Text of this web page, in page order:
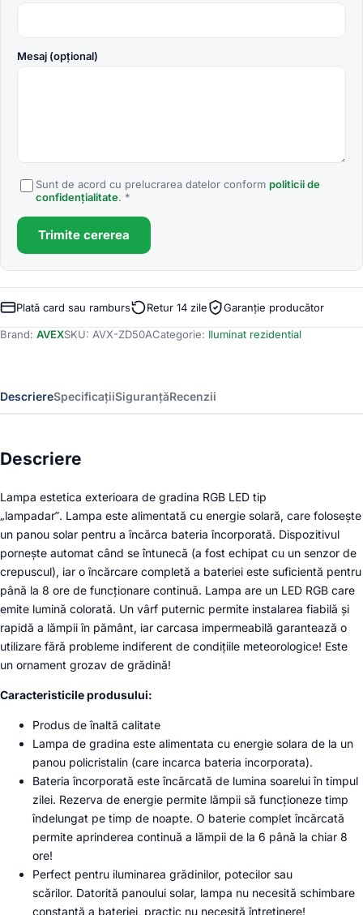
Mesaj (opțional)
Sunt de acord cu prelucrarea datelor conform politicii de
confidențialitate. *
Trimite cererea
Plată card sau ramburs Retur 14 zile Garanție producător
Brand: AVEXSKU: AVX-ZD50ACategorie: Iluminat rezidential
DescriereSpecificațiiSiguranțăRecenzii
Descriere
Lampa estetica exterioara de gradina RGB LED tip
„lampadar”. Lampa este alimentată cu energie solară, care folosește
un panou solar pentru a încărca bateria încorporată. Dispozitivul
pornește automat când se întunecă (a fost echipat cu un senzor de
crepuscul), iar o încărcare completă a bateriei este suficientă pentru
până la 8 ore de funcționare continuă. Lampa are un LED RGB care
emite lumină colorată. Un vârf puternic permite instalarea fiabilă și
rapidă a lămpii în pământ, iar carcasa impermeabilă garantează o
utilizare fără probleme indiferent de condițiile meteorologice! Este
un ornament grozav de grădină!
Caracteristicile produsului:
Produs de înaltă calitate
Lampa de gradina este alimentata cu energie solara de la un
panou policristalin (care incarca bateria incorporata).
Bateria încorporată este încărcată de lumina soarelui în timpul
zilei. Rezerva de energie permite lămpii să funcționeze timp
îndelungat pe timp de noapte. O baterie complet încărcată
permite aprinderea continuă a lămpii de la 6 până la chiar 8
ore!
Perfect pentru iluminarea grădinilor, potecilor sau
scărilor. Datorită panoului solar, lampa nu necesită schimbare
constantă a bateriei, practic nu necesită întreținere!